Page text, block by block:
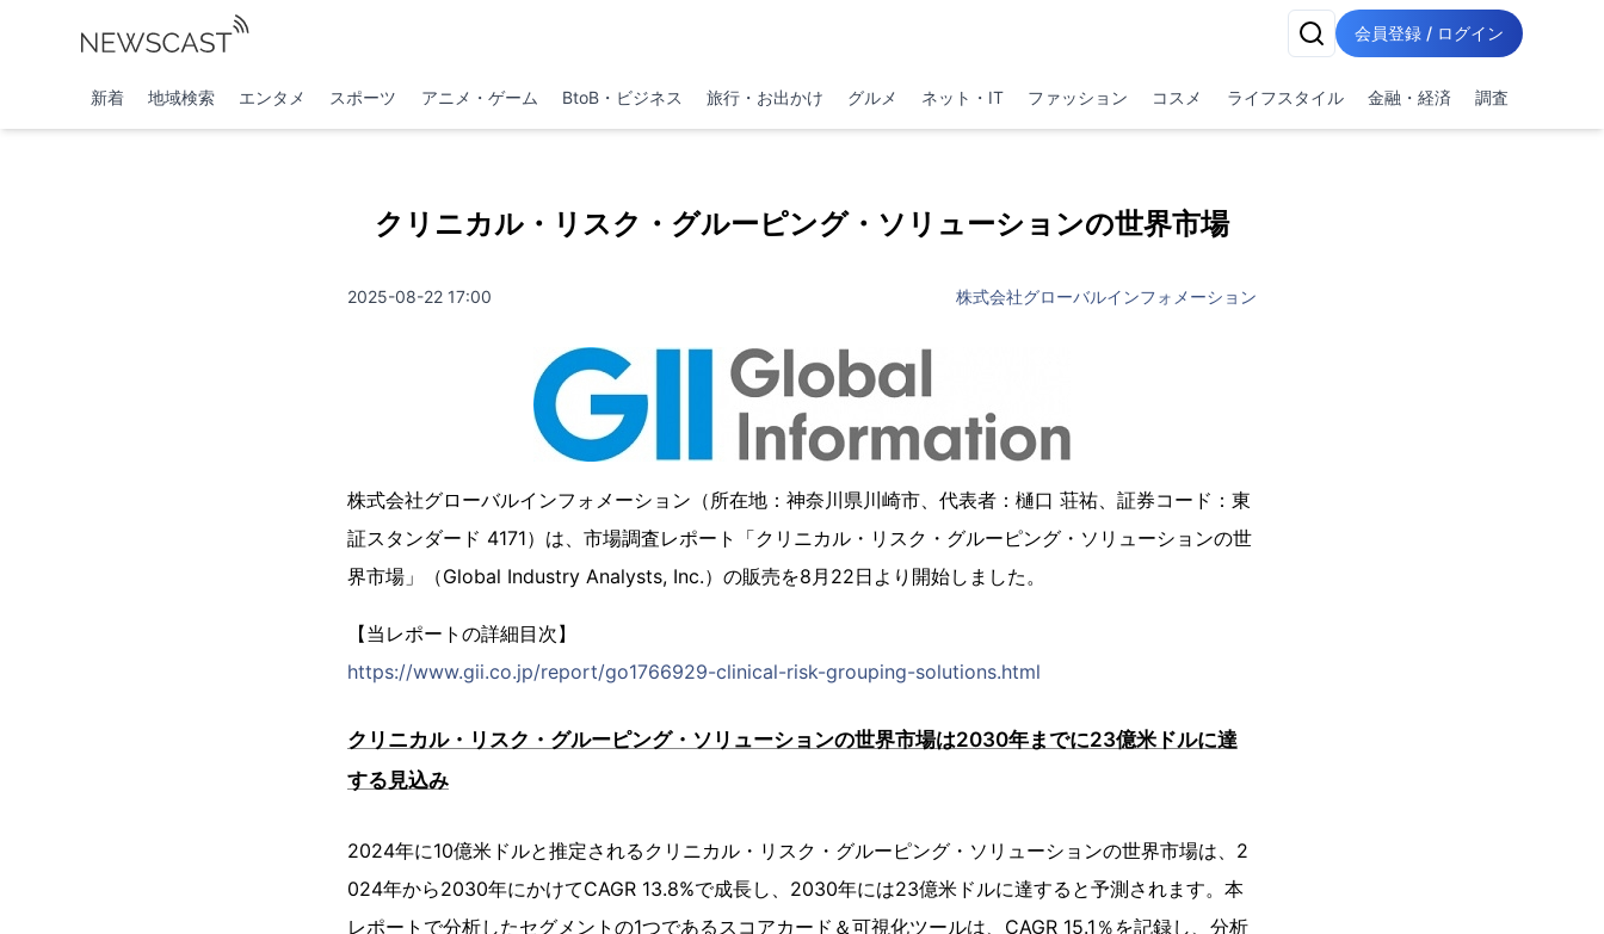
会員登録 / ログイン
新着 地域検索 エンタメ スポーツ アニメ・ゲーム BtoB・ビジネス 旅行・お出かけ グルメ ネット・IT ファッション コスメ ライフスタイル 金融・経済 調査
クリニカル・リスク・グルーピング・ソリューションの世界市場
2025-08-22 17:00 株式会社グローバルインフォメーション
株式会社グローバルインフォメーション（所在地：神奈川県川崎市、代表者：樋口 荘祐、証券コード：東
証スタンダード 4171）は、市場調査レポート「クリニカル・リスク・グルーピング・ソリューションの世
界市場」（Global Industry Analysts, Inc.）の販売を8月22日より開始しました。
【当レポートの詳細目次】
https://www.gii.co.jp/report/go1766929-clinical-risk-grouping-solutions.html
クリニカル・リスク・グルーピング・ソリューションの世界市場は2030年までに23億米ドルに達
する見込み
2024年に10億米ドルと推定されるクリニカル・リスク・グルーピング・ソリューションの世界市場は、2
024年から2030年にかけてCAGR 13.8%で成長し、2030年には23億米ドルに達すると予測されます。本
レポートで分析したセグメントの1つであるスコアカード＆可視化ツールは、CAGR 15.1％を記録し、分析